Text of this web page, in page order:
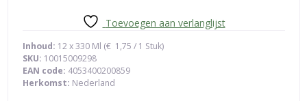
Toevoegen aan verlanglijst
Inhoud: 12 x 330 Ml (€ 1,75 / 1 Stuk)
SKU: 10015009298
EAN code: 4053400200859
Herkomst: Nederland